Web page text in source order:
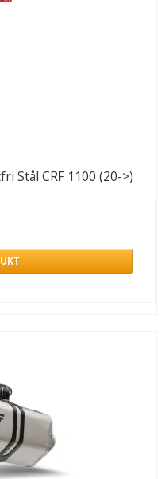
Stål CRF 1100 (20->)